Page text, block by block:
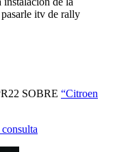
itv de rally
SOBRE “Citroen